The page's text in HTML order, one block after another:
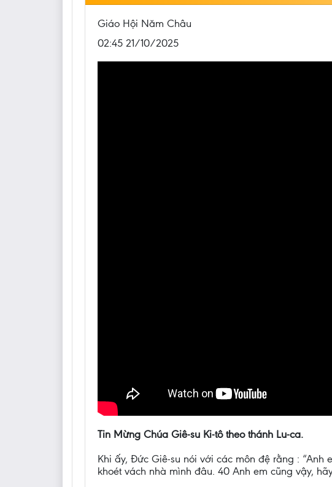
Giáo Hội Năm Châu
02:45 21/10/2025
Tin Mừng Chúa Giê-su Ki-tô theo thánh Lu-ca.
Khi ấy, Đức Giê-su nói với các môn đệ rằng :
khoét vách nhà mình đâu. 40 Anh em cũng vậy,